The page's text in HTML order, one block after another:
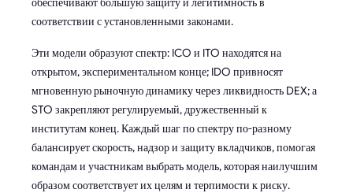
соответствии с установленными законами.
Эти модели образуют спектр: ICO и ITO находятся на
открытом, экспериментальном конце; IDO привносят
мгновенную рыночную динамику через ликвидность DEX; а
STO закрепляют регулируемый, дружественный к
институтам конец. Каждый шаг по спектру по-разному
балансирует скорость, надзор и защиту вкладчиков, помогая
командам и участникам выбрать модель, которая наилучшим
образом соответствует их целям и терпимости к риску.